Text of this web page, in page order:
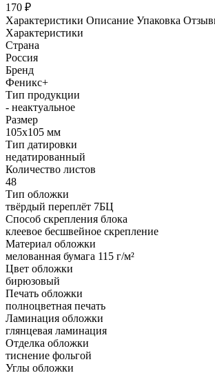
170 ₽
Характеристики Описание Упаковка
Характеристики
Страна
Россия
Бренд
Феникс+
Тип продукции
- неактуальное
Размер
105х105 мм
Тип датировки
недатированный
Количество листов
48
Тип обложки
твёрдый переплёт 7БЦ
Способ скрепления блока
клеевое бесшвейное скрепление
Материал обложки
мелованная бумага 115 г/м²
Цвет обложки
бирюзовый
Печать обложки
полноцветная печать
Ламинация обложки
глянцевая ламинация
Отделка обложки
тиснение фольгой
Углы обложки